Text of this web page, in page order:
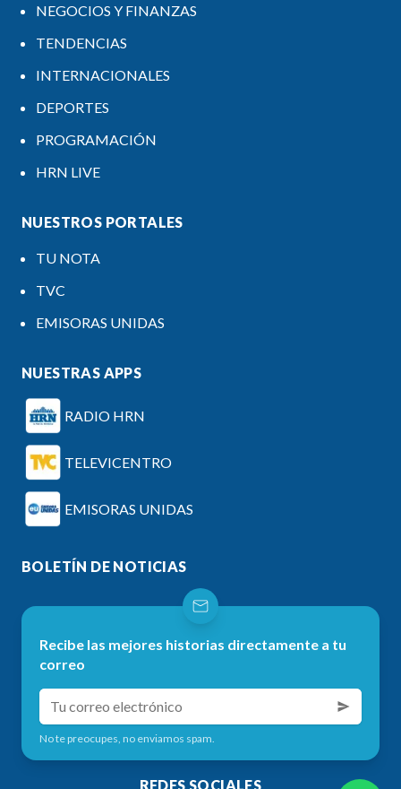
NEGOCIOS Y FINANZAS
TENDENCIAS
INTERNACIONALES
DEPORTES
PROGRAMACIÓN
HRN LIVE
NUESTROS PORTALES
TU NOTA
TVC
EMISORAS UNIDAS
NUESTRAS APPS
RADIO HRN
TELEVICENTRO
EMISORAS UNIDAS
BOLETÍN DE NOTICIAS
Recibe las mejores historias directamente a tu
correo
No te preocupes, no enviamos spam.
REDES SOCIALES